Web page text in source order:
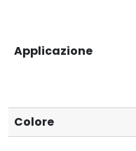
Applicazione
Colore